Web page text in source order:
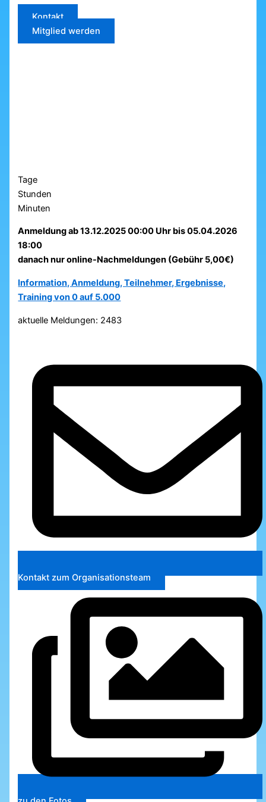
Kontakt
Mitglied werden
Tage
Stunden
Minuten
Anmeldung ab 13.12.2025 00:00 Uhr bis 05.04.2026
18:00
danach nur online-Nachmeldungen (Gebühr 5,00€)
Information, Anmeldung, Teilnehmer, Ergebnisse,
Training von 0 auf 5.000
aktuelle Meldungen: 2483
Kontakt zum Organisationsteam